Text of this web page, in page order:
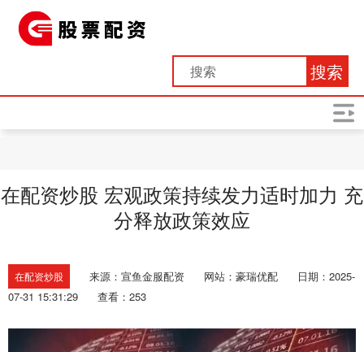
搜索
在配资炒股 宏观政策持续发力适时加力 充
分释放政策效应
在配资炒股 来源：宣鱼金服配资 网站：豪瑞优配
日期：2025-
07-31 15:31:29
查看：253